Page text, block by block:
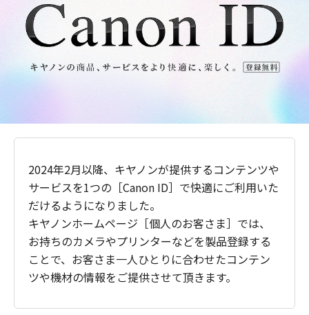
2024年2月以降、キヤノンが提供するコンテンツや
サービスを1つの［Canon ID］で快適にご利用いた
だけるようになりました。
キヤノンホームページ［個人のお客さま］では、
お持ちのカメラやプリンターなどを製品登録する
ことで、お客さま一人ひとりに合わせたコンテン
ツや機材の情報をご提供させて頂きます。